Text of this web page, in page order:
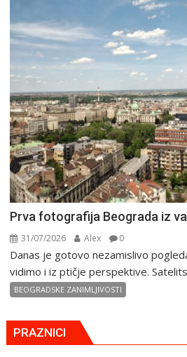
Prva fotografija Beograda iz
31/07/2026 Alex 0
Danas je gotovo nezamislivo
vidimo i iz ptičje perspektive.
BEOGRADSKE ZANIMLJIVOSTI
PRAZNICI